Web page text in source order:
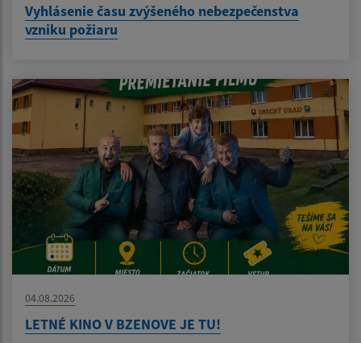
Vyhlásenie času zvýšeného nebezpečenstva
vzniku požiaru
04.08.2026
LETNÉ KINO V BZENOVE JE TU!